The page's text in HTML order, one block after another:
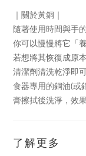
｜關於黃銅｜
隨著使用時間與手
你可以慢慢將它「
若想將其恢復成原
清潔劑清洗乾淨即
食器專用的銅油(或
膏擦拭後洗淨，效果
了解更多